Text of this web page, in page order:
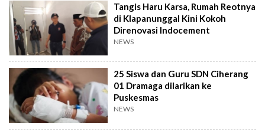
Tangis Haru Karsa, Rumah Reotnya
di Klapanunggal Kini Kokoh
Direnovasi Indocement
NEWS
25 Siswa dan Guru SDN Ciherang
01 Dramaga dilarikan ke
Puskesmas
NEWS